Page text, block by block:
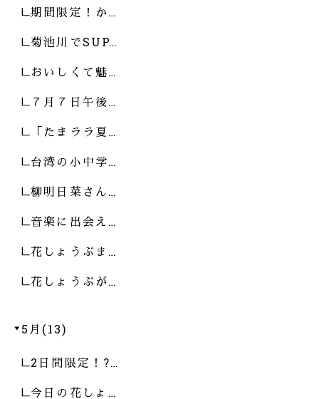
期間限定！か…
菊池川でSUP…
おいしくて魅…
７月７日午後…
「たまララ夏…
台湾の小中学…
柳明日菜さん…
音楽に出会え…
花しょうぶま…
花しょうぶが…
5月(13)
2日間限定！?…
今日の花しょ…